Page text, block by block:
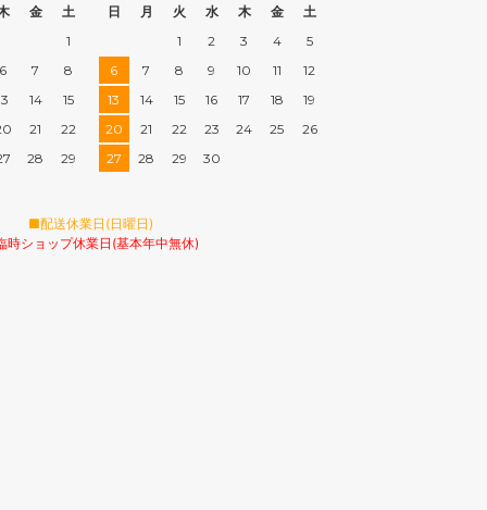
金
土
1
6
7
8
14
15
21
22
28 29
日
月 火 水 木 金
土
1
2 3 4
5
6
7 8 9 10 11
12
13
14 15 16 17 18
19
20
21 22 23 24 25
26
27
28 29 30
■配送休業日(日曜日)
時ショップ休業日(基本年中無休)